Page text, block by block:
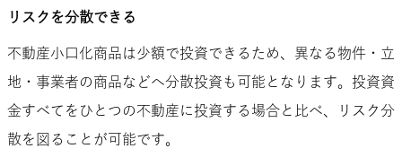
リスクを分散できる
不動産小口化商品は少額で投資できるため、異なる物件・立
地・事業者の商品などへ分散投資も可能となります。投資資
金すべてをひとつの不動産に投資する場合と比べ、リスク分
散を図ることが可能です。